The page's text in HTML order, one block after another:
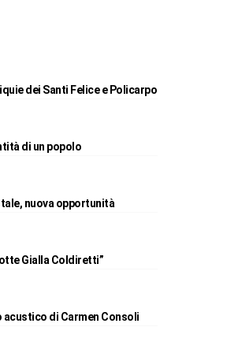
dei Santi Felice e Policarpo
di un popolo
nuova opportunità
Gialla Coldiretti”
di Carmen Consoli